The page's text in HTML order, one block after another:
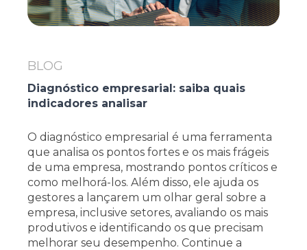
BLOG
Diagnóstico empresarial: saiba quais
indicadores analisar
O diagnóstico empresarial é uma ferramenta
que analisa os pontos fortes e os mais frágeis
de uma empresa, mostrando pontos críticos e
como melhorá-los. Além disso, ele ajuda os
gestores a lançarem um olhar geral sobre a
empresa, inclusive setores, avaliando os mais
produtivos e identificando os que precisam
melhorar seu desempenho. Continue a